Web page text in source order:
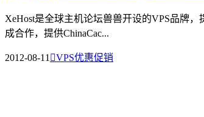
XeHost是全球主机论坛兽兽开设的VPS品牌
成合作，提供ChinaCac...
2012-08-11 VPS优惠促销